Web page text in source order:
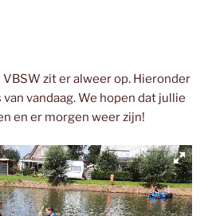
VBSW zit er alweer op. Hieronder
van vandaag. We hopen dat jullie
en er morgen weer zijn!